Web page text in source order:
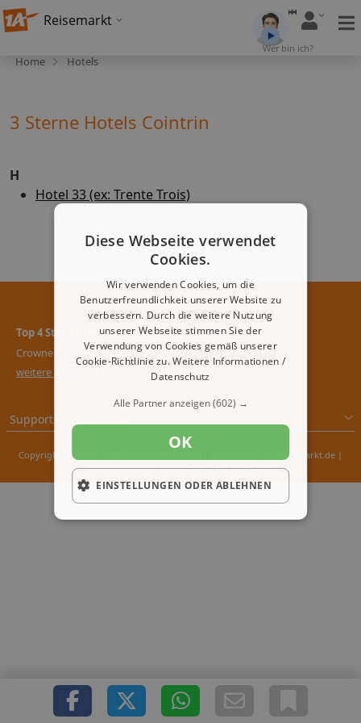
Reisemarkt
Wer bin ich?
Home Hotels
3 Sterne Hotels Cointrin
H
Hotel 33 (ex: Trente Trois)
Top 4 Sterne Hotels
Crowne Plaza Geneva
weitere 4 Sterne Hotels
Support & Impressum
Copyright © 2000 - 2026 1A-Infosysteme.de | Content by: 1A-Reisemarkt.de |
09.08.2026| CFo: No|PATH ( 0.554)
Diese Webseite verwendet
Cookies.
Wir verwenden Cookies, um die
Benutzerfreundlichkeit unserer Website zu
verbessern. Durch die weitere Nutzung
unserer Webseite stimmen Sie der
Verwendung von Cookies gemäß unserer
Cookie-Richtlinie zu.Weitere Informationen /
Datenschutz
Alle Partner anzeigen(602) →
OK
EINSTELLUNGEN ODER ABLEHNEN